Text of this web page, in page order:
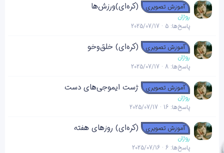
آموزش تصویری (کره‌ای)ورزش‌ها
روژان
پاسخ‌ها 5
2025/07/17
آموزش تصویری (کره‌ای) خلق‌وخو
روژان
پاسخ‌ها 8
2025/07/17
آموزش تصویری ژست ایموجی‌های دست
روژان
پاسخ‌ها 16
2025/07/17
آموزش تصویری (کره‌ای) روزهای هفته
روژان
پاسخ‌ها 6
2025/07/16